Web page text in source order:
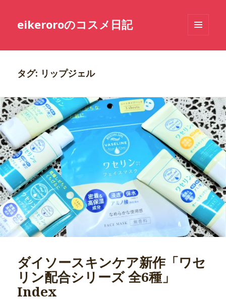
eikeroroのコスメ日記
ーとウ
タグ: リップジェル
ダイソースキンケア新作「ワセ
リン配合シリーズ 全6種」
Index